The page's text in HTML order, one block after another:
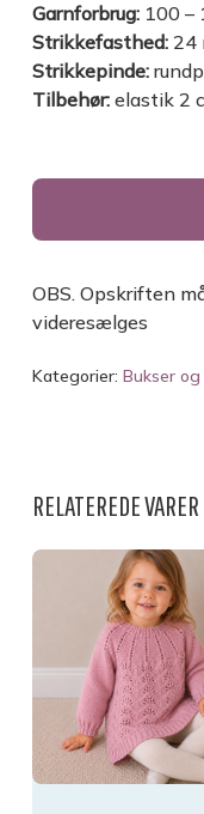
Garnforbrug:100 –
Strikkefasthed:24
Strikkepinde:
Tilbehør:elastik 2
OBS. Opskriften
videresælges
Kategorier: Bukser
RELATEREDE VARER